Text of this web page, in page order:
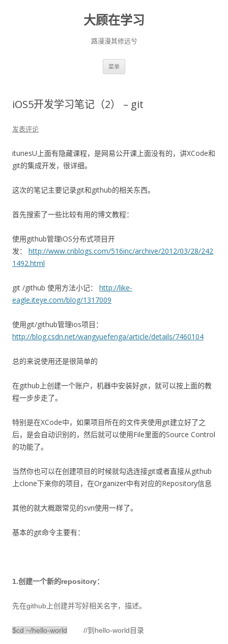
大顾在学习
路漫漫其修远兮
菜单
iOS5开发学习笔记（2） – git
发表评论
itunesU上面有隐藏课程，是网易公开课上面没有的，讲XCode和
git的集成开发，很详细。
这次的笔记主要记录git和github的相关东西。
首先搜索了一些比较有用的博文教程：
使用github管理iOS分布式项目开
发： http://www.cnblogs.com/516inc/archive/2012/03/28/242
1492.html
git /github 使用方法小记： http://like-
eagle.iteye.com/blog/1317009
使用git/github管理ios项目：
http://blog.csdn.net/wangyuefenga/article/details/7460104
总的来说使用还是很简单的
在github上创建一个账户，机器中安装好git，就可以按上面的教
程一步步走了。
特别是在XCode中，如果项目所在的文件夹使用git建立好了之
后，是会自动识别的，然后就可以使用File里面的Source Control
的功能了。
当然你也可以在创建项目的时候就勾选连接git或者直接从github
上clone下来你的项目，在Organizer中有对应的Repository信息
其他的就大概跟常见的svn使用一样了。
基本的git命令主要有：
1.创建一个新的repository：
先在github上创建并写好相关名字，描述。
$cd ~/hello-world //到hello-world目录